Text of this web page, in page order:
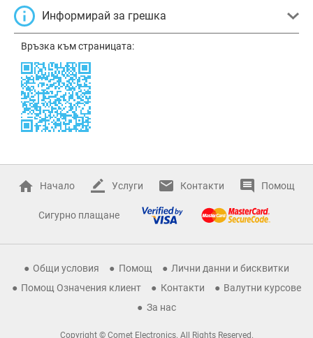
Информирай за грешка
Връзка към страницата:
Начало Услуги Контакти Помощ
Сигурно плащане
Общи условия Помощ
Лични данни и бисквитки
Помощ Означения клиент
Контакти
Валутни курсове
За нас
Copyright © Comet Electronics. All Rights Reserved.